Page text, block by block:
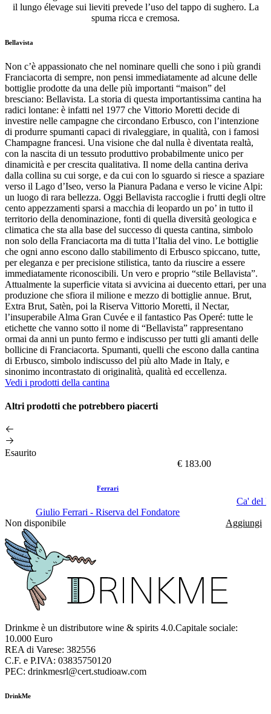
il lungo élevage sui lieviti prevede l’uso del tappo di sughero. La
spuma ricca e cremosa.
Bellavista
Non c’è appassionato che nel nominare quelli che sono i più grandi
Franciacorta di sempre, non pensi immediatamente ad alcune delle
bottiglie prodotte da una delle più importanti “maison” del
bresciano: Bellavista. La storia di questa importantissima cantina ha
radici lontane: è infatti nel 1977 che Vittorio Moretti decide di
investire nelle campagne che circondano Erbusco, con l’intenzione
di produrre spumanti capaci di rivaleggiare, in qualità, con i famosi
Champagne francesi. Una visione che dal nulla è diventata realtà,
con la nascita di un tessuto produttivo probabilmente unico per
dinamicità e per crescita qualitativa. Il nome della cantina deriva
dalla collina su cui sorge, e da cui con lo sguardo si riesce a spaziare
verso il Lago d’Iseo, verso la Pianura Padana e verso le vicine Alpi:
un luogo di rara bellezza. Oggi Bellavista raccoglie i frutti degli oltre
cento appezzamenti sparsi a macchia di leopardo un po’ in tutto il
territorio della denominazione, fonti di quella diversità geologica e
climatica che sta alla base del successo di questa cantina, simbolo
non solo della Franciacorta ma di tutta l’Italia del vino. Le bottiglie
che ogni anno escono dallo stabilimento di Erbusco spiccano, tutte,
per eleganza e per precisione stilistica, tanto da riuscire a essere
immediatamente riconoscibili. Un vero e proprio “stile Bellavista”.
Attualmente la superficie vitata si avvicina ai duecento ettari, per una
produzione che sfiora il milione e mezzo di bottiglie annue. Brut,
Extra Brut, Satèn, poi la Riserva Vittorio Moretti, il Nectar,
l’insuperabile Alma Gran Cuvée e il fantastico Pas Operé: tutte le
etichette che vanno sotto il nome di “Bellavista” rappresentano
ormai da anni un punto fermo e indiscusso per tutti gli amanti delle
bollicine di Franciacorta. Spumanti, quelli che escono dalla cantina
di Erbusco, simbolo indiscusso del più alto Made in Italy, e
sinonimo incontrastato di originalità, qualità ed eccellenza.
Vedi i prodotti della cantina
Altri prodotti che potrebbero piacerti
Esaurito
€ 183.00
Ferrari
Giulio Ferrari - Riserva del Fondatore
Non disponibile
Ca' del
Aggiungi
Drinkme è un distributore wine & spirits 4.0.Capitale sociale:
10.000 Euro
REA di Varese: 382556
C.F. e P.IVA: 03835750120
PEC: drinkmesrl@cert.studioaw.com
DrinkMe